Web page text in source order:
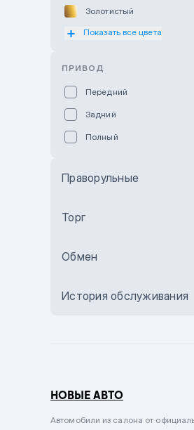
Золотистый
Оранжевый
Бежевый
Комбинированный
Сиреневый металлик
Показать все цвета
ПРИВОД
Передний
Задний
Полный
Праворульные
Торг
Обмен
История обслуживания
НОВЫЕ АВТО
Автомобили из салона от